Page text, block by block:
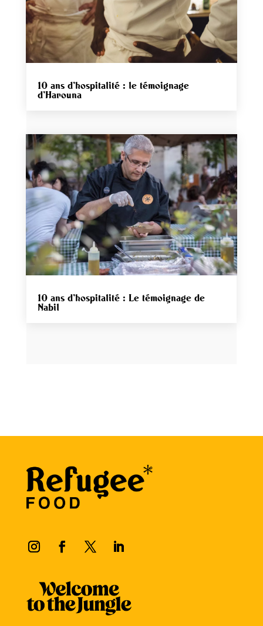
10 ans d’hospitalité : le témoignage
d’Harouna
10 ans d’hospitalité : Le témoignage de
Nabil